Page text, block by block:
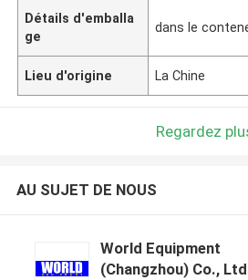
Détails d'emballa
ge
dans le
Lieu d'origine La Chine
Regardez
AU SUJET DE NOUS
World Equipment
(Changzhou) Co.,